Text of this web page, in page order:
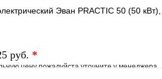
Эван PRACTIC 50 (50 кВт),
руб. *
цену пожалуйста уточните у менеджера